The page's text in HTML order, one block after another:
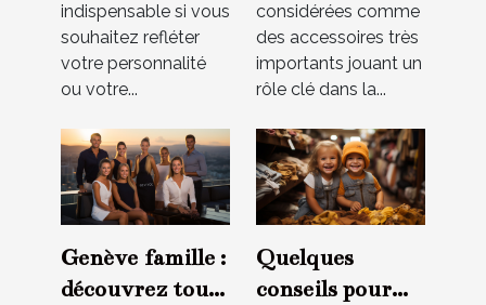
indispensable si vous
souhaitez refléter
votre personnalité
ou votre...
considérées comme
des accessoires très
importants jouant un
rôle clé dans la...
Genève famille :
découvrez tous
Quelques
conseils pour